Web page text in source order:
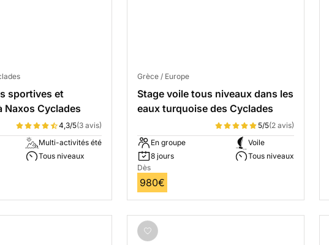
sportives et
Naxos Cyclades
4,3/5(3 avis)
Multi-activités été
Tous niveaux
Grèce / Europe
Stage voile tous niveaux dans les
eaux turquoise des Cyclades
5/5(2 avis)
En groupe
8 jours
Voile
Tous niveaux
Dès
980€